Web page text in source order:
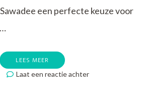
een perfecte keuze voor
LEES MEER
Laat een reactie achterop